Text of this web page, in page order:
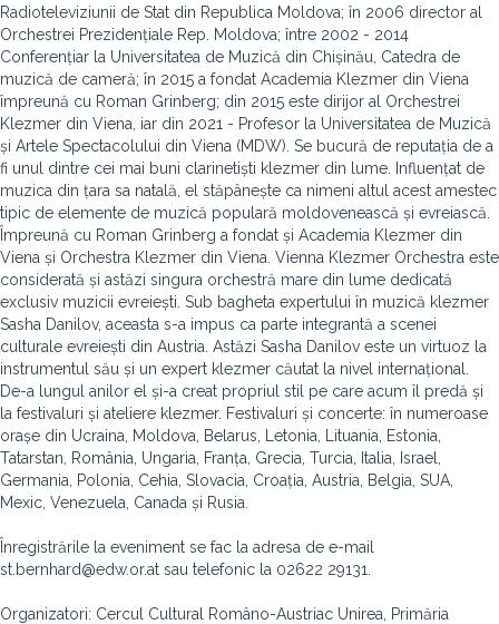
Radioteleviziunii de Stat din Republica Moldova; în 2006 director al
Orchestrei Prezidențiale Rep. Moldova; între 2002 - 2014
Conferențiar la Universitatea de Muzică din Chișinău, Catedra de
muzică de cameră; în 2015 a fondat Academia Klezmer din Viena
împreună cu Roman Grinberg; din 2015 este dirijor al Orchestrei
Klezmer din Viena, iar din 2021 - Profesor la Universitatea de Muzică
și Artele Spectacolului din Viena (MDW). Se bucură de reputația de a
fi unul dintre cei mai buni clarinetiști klezmer din lume. Influențat de
muzica din țara sa natală, el stăpânește ca nimeni altul acest amestec
tipic de elemente de muzică populară moldovenească și evreiască.
Împreună cu Roman Grinberg a fondat și Academia Klezmer din
Viena și Orchestra Klezmer din Viena. Vienna Klezmer Orchestra este
considerată și astăzi singura orchestră mare din lume dedicată
exclusiv muzicii evreiești. Sub bagheta expertului în muzică klezmer
Sasha Danilov, aceasta s-a impus ca parte integrantă a scenei
culturale evreiești din Austria. Astăzi Sasha Danilov este un virtuoz la
instrumentul său și un expert klezmer căutat la nivel internațional.
De-a lungul anilor el și-a creat propriul stil pe care acum îl predă și
la festivaluri și ateliere klezmer. Festivaluri și concerte: în numeroase
orașe din Ucraina, Moldova, Belarus, Letonia, Lituania, Estonia,
Tatarstan, România, Ungaria, Franța, Grecia, Turcia, Italia, Israel,
Germania, Polonia, Cehia, Slovacia, Croația, Austria, Belgia, SUA,
Mexic, Venezuela, Canada și Rusia.
Înregistrările la eveniment se fac la adresa de e-mail
st.bernhard@edw.or.at sau telefonic la 02622 29131.
Organizatori: Cercul Cultural Româno-Austriac Unirea, Primăria